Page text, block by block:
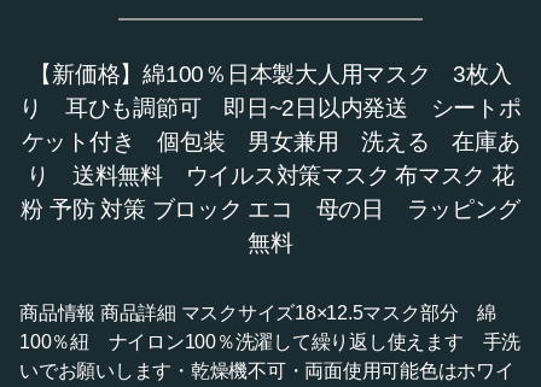
【新価格】綿100％日本製大人用マスク 3枚入
り 耳ひも調節可 即日~2日以内発送 シートポ
ケット付き 個包装 男女兼用 洗える 在庫あ
り 送料無料 ウイルス対策マスク 布マスク 花
粉 予防 対策 ブロック エコ 母の日 ラッピング
無料
商品情報 商品詳細 マスクサイズ18×12.5マスク部分 綿
100％紐 ナイロン100％洗濯して繰り返し使えます 手洗
いでお願いします・乾燥機不可・両面使用可能色はホワイ